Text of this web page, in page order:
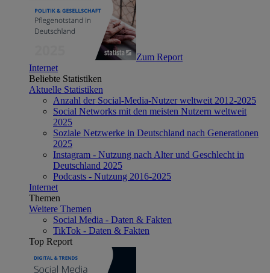
Zum Report
Internet
Beliebte Statistiken
Aktuelle Statistiken
Anzahl der Social-Media-Nutzer weltweit 2012-2025
Social Networks mit den meisten Nutzern weltweit
2025
Soziale Netzwerke in Deutschland nach Generationen
2025
Instagram - Nutzung nach Alter und Geschlecht in
Deutschland 2025
Podcasts - Nutzung 2016-2025
Internet
Themen
Weitere Themen
Social Media - Daten & Fakten
TikTok - Daten & Fakten
Top Report